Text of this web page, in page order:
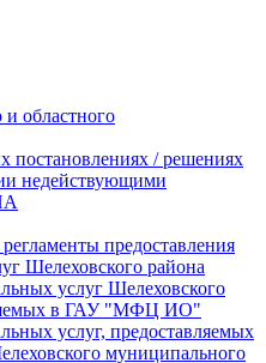
и областного
постановлениях / решениях
недействующими
предоставления
Шелеховского района
услуг Шелеховского
в ГАУ "МФЦ ИО"
услуг, предоставляемых
муниципального